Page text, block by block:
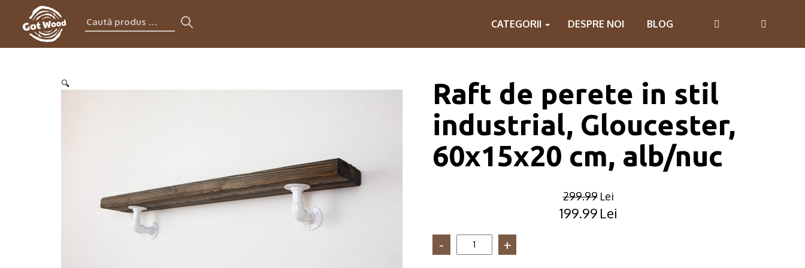
Caută
produs:
CATEGORII DESPRE NOI BLOG
🔍
Raft de perete in stil
industrial, Gloucester,
60x15x20 cm, alb/nuc
299.99 Lei
Original
199.99 Lei
Current
Cantitate